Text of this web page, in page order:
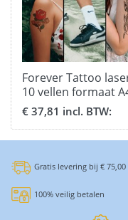
Forever Tattoo
10 vellen formaat
For.020
€ 37,81 incl. BTW:
Gratis levering bij € 75,00
100% veilig betalen